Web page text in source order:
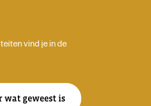
vind je in de
wat geweest is